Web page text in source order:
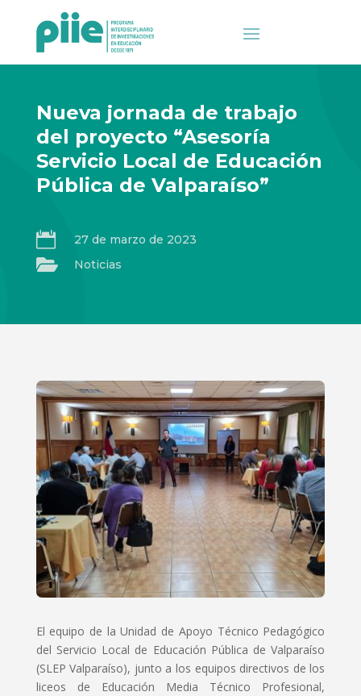
Nueva jornada de trabajo
del proyecto “Asesoría
Servicio Local de Educación
Pública de Valparaíso”
 27 de marzo de 2023
 Noticias
El equipo de la Unidad de Apoyo Técnico Pedagógico
del Servicio Local de Educación Pública de Valparaíso
(SLEP Valparaíso), junto a los equipos directivos de los
liceos de Educación Media Técnico Profesional,